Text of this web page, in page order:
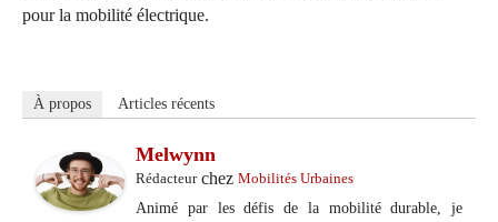
pour la mobilité électrique.
À propos Articles récents
Melwynn
Rédacteurchez Mobilités Urbaines
Animé par les défis de la mobilité durable, je